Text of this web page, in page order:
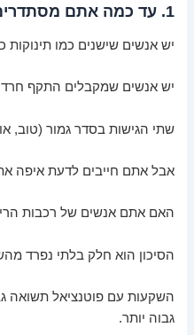
1. עד כמה אתם מסתדרים עם אקשן (סיכון)?
יש אנשים שישנים כמו תינוקות
יש אנשים שמקבלים התקף
שתי הגישות בסדר גמור (טוב,
אבל אתם חייבים לדעת איפה
האם אתם אנשים של רכבות
הסיכון הוא חלק בלתי נפרד
השקעות עם פוטנציאל תשואה
גבוה יותר.